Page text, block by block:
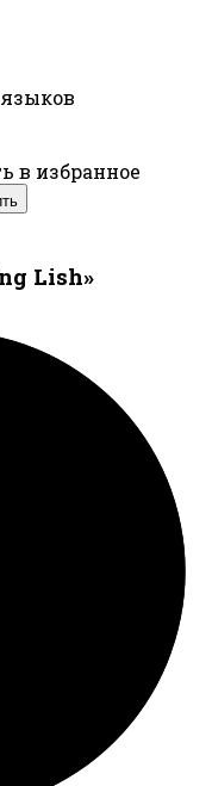
в избранное
Lish»